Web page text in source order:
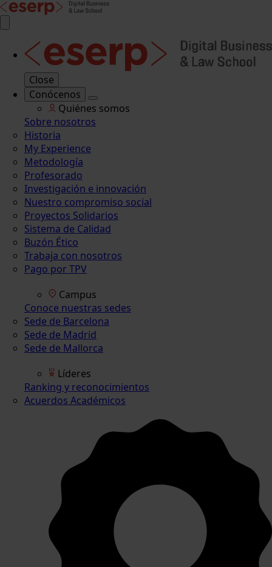
Close
Conócenos
Quiénes somos
Sobre nosotros
Historia
My Experience
Metodología
Profesorado
Investigación e innovación
Nuestro compromiso social
Proyectos Solidarios
Sistema de Calidad
Buzón Ético
Trabaja con nosotros
Pago por TPV
Campus
Conoce nuestras sedes
Sede de Barcelona
Sede de Madrid
Sede de Mallorca
Líderes
Ranking y reconocimientos
Acuerdos Académicos